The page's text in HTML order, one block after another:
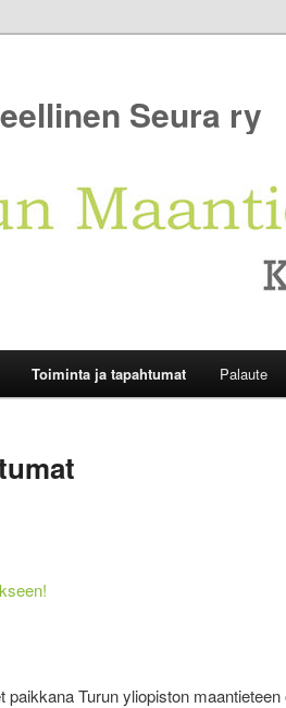
Seura ry
Toiminta ja tapahtumat Palaute
paikkana Turun yliopiston maantieteen